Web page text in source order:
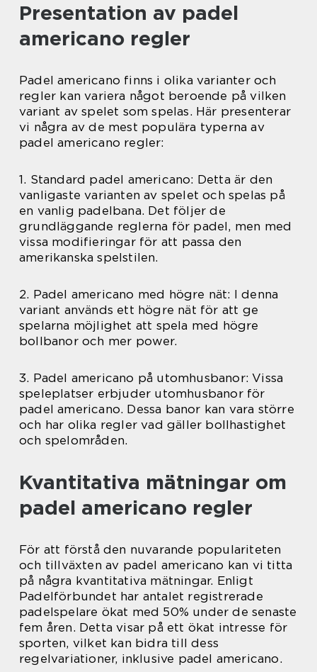
Presentation av padel
americano regler
Padel americano finns i olika varianter och
regler kan variera något beroende på vilken
variant av spelet som spelas. Här presenterar
vi några av de mest populära typerna av
padel americano regler:
1. Standard padel americano: Detta är den
vanligaste varianten av spelet och spelas på
en vanlig padelbana. Det följer de
grundläggande reglerna för padel, men med
vissa modifieringar för att passa den
amerikanska spelstilen.
2. Padel americano med högre nät: I denna
variant används ett högre nät för att ge
spelarna möjlighet att spela med högre
bollbanor och mer power.
3. Padel americano på utomhusbanor: Vissa
speleplatser erbjuder utomhusbanor för
padel americano. Dessa banor kan vara större
och har olika regler vad gäller bollhastighet
och spelområden.
Kvantitativa mätningar om
padel americano regler
För att förstå den nuvarande populariteten
och tillväxten av padel americano kan vi titta
på några kvantitativa mätningar. Enligt
Padelförbundet har antalet registrerade
padelspelare ökat med 50% under de senaste
fem åren. Detta visar på ett ökat intresse för
sporten, vilket kan bidra till dess
regelvariationer, inklusive padel americano.